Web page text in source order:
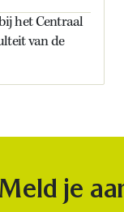
het Centraal
van de
Meld je